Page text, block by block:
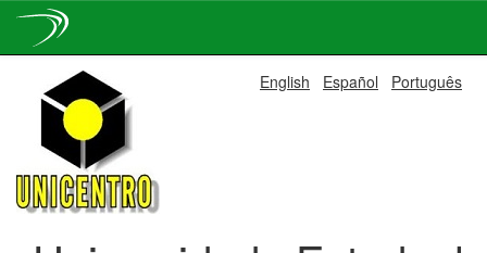
navigation
English Español Português